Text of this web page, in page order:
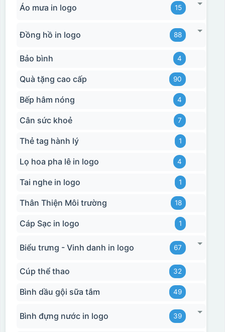
Áo mưa in logo 15
Đồng hồ in logo 88
Bảo bình 4
Quà tặng cao cấp 90
Bếp hâm nóng 4
Cân sức khoẻ 7
Thẻ tag hành lý 1
Lọ hoa pha lê in logo 4
Tai nghe in logo 1
Thân Thiện Môi trường 18
Cáp Sạc in logo 1
Biểu trưng - Vinh danh in logo 67
Cúp thể thao 32
Bình dầu gội sữa tắm 49
Bình đựng nước in logo 39